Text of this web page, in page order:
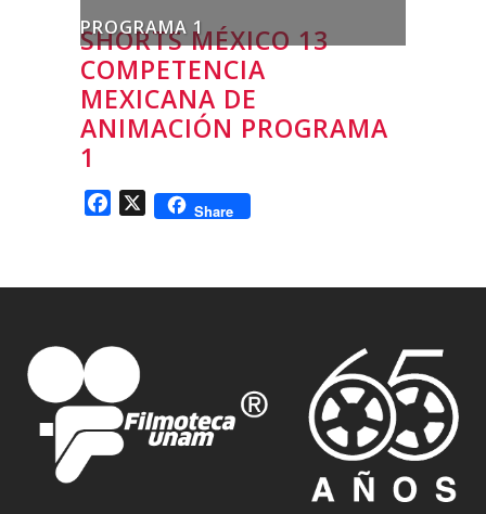
PROGRAMA 1
SHORTS MÉXICO 13
COMPETENCIA
MEXICANA DE
ANIMACIÓN PROGRAMA
1
Facebook
X Share